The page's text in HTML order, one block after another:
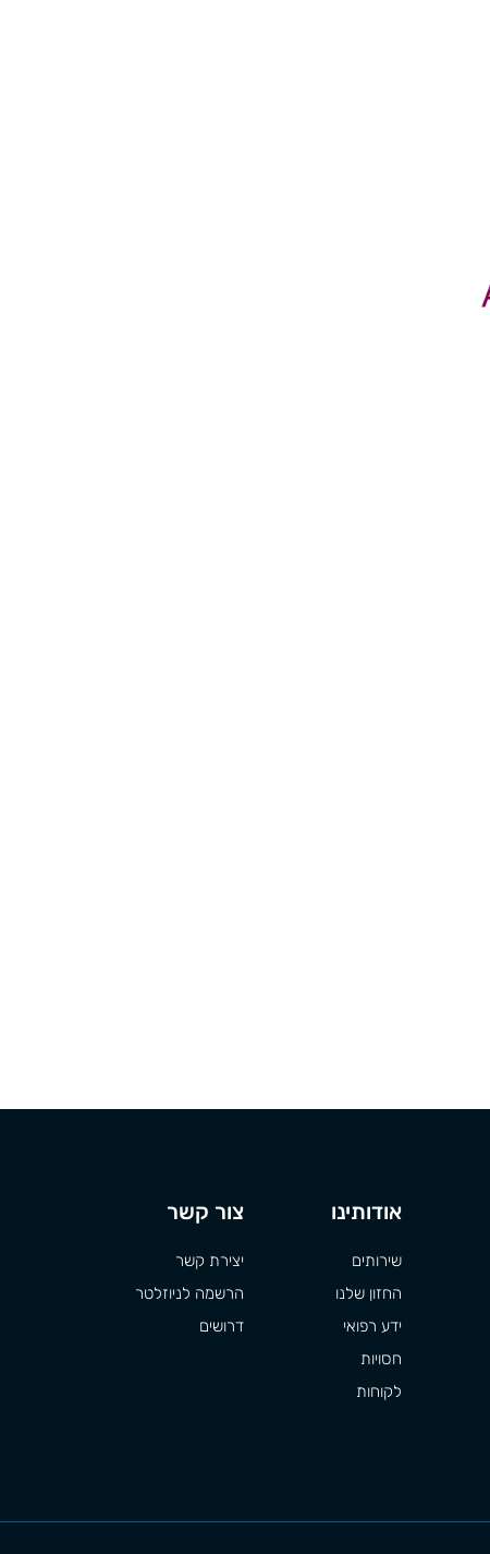
אודותינו
שירותים
החזון שלנו
ידע רפואי
חסויות
לקוחות
צור קשר
יצירת קשר
הרשמה לניוזלטר
דרושים